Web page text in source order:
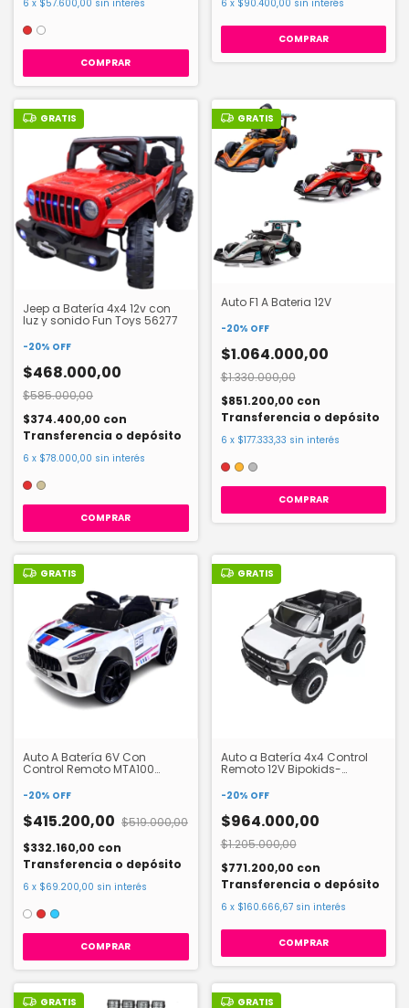
6 x $57.600,00 sin interés
COMPRAR
6 x $90.400,00 sin interés
GRATIS
Jeep a Batería 4x4 12v con
luz y sonido Fun Toys 56277
-20% OFF
$468.000,00
$585.000,00
$374.400,00 con
Transferencia o depósito
6 x $78.000,00 sin interés
COMPRAR
GRATIS
Auto F1 A Bateria 12V
-20% OFF
$1.064.000,00
$1.330.000,00
$851.200,00 con
Transferencia o depósito
6 x $177.333,33 sin interés
COMPRAR
GRATIS
Auto A Batería 6V Con
Control Remoto MTA100
-20% OFF
$415.200,00 $519.000,00
$332.160,00 con
Transferencia o depósito
6 x $69.200,00 sin interés
COMPRAR
GRATIS
Auto a Batería 4x4 Control
Remoto 12V Bipokids-
-20% OFF
$964.000,00
$1.205.000,00
$771.200,00 con
Transferencia o depósito
6 x $160.666,67 sin interés
GRATIS GRATIS